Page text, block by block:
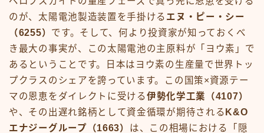
のが、太陽電池製造装置を手掛ける エヌ・ピー・シー
（6255） です。そして、何より投資家が知っておくべ
き最大の事実が、この太陽電池の主原料が「ヨウ素」で
あるということです。日本はヨウ素の生産量で世界トッ
プクラスのシェアを誇っています。この国策×資源テー
マの恩恵をダイレクトに受ける伊勢化学工業（4107）
や、その出遅れ銘柄として資金循環が期待される K&O
エナジーグループ（1663） は、この相場における「隠